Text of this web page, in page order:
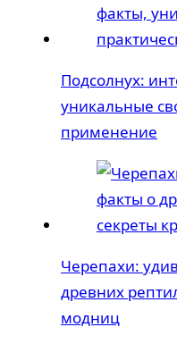
Подсолнух:
уникальные
применение
Черепахи:
древних
модниц